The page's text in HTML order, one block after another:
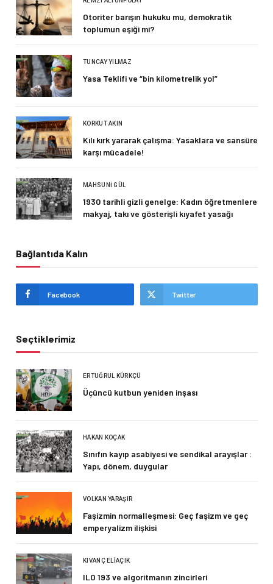
Otoriter barışın hukuku mu, demokratik
toplumun eşiği mi?
TUNCAY YILMAZ
Yasa Teklifi ve “bin kilometrelik yol”
KORKUT AKIN
Kılı kırk yararak çalışma: Yasaklara ve sansüre
karşı mücadele!
MAHSUNI GÜL
1930 tarihli gizli genelge: Kadın öğretmenlere
makyaj, takı ve gösterişli kıyafet yasağı
Bağlantıda Kalın
Facebook Twitter
Seçtiklerimiz
ERTUĞRUL KÜRKÇÜ
Üçüncü kutbun yeniden inşası
HAKAN KOÇAK
Sınıfın kayıp asabiyesi ve sendikal arayışlar :
Yapı, dönem, duygular
VOLKAN YARAŞIR
Faşizmin normalleşmesi: Geç faşizm ve geç
emperyalizm ilişkisi
KIVANÇ ELIAÇIK
ILO 193 ve algoritmanın zincirleri